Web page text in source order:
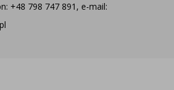
+48 798 747 891, e-mail: